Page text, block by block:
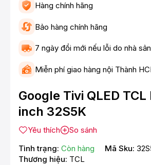
Hàng chính hãng
Bảo hàng chính hãng
7 ngày đổi mới nếu lỗi do nhà
Miễn phí giao hàng nội Thành
Google Tivi QLED
inch 32S5K
Yêu thích
So sánh
Tình trạng: Còn hàng Mã Sku:
Thương hiệu: TCL